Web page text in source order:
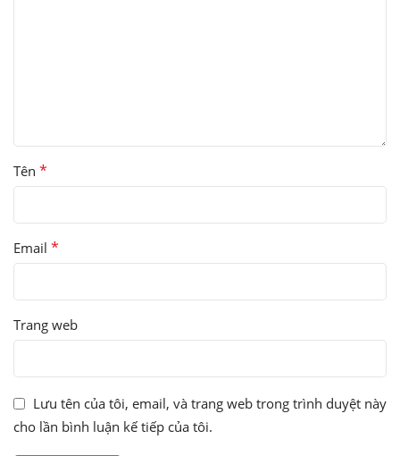
Tên *
Email *
Trang web
Lưu tên của tôi, email, và trang web trong trình duyệt này
cho lần bình luận kế tiếp của tôi.